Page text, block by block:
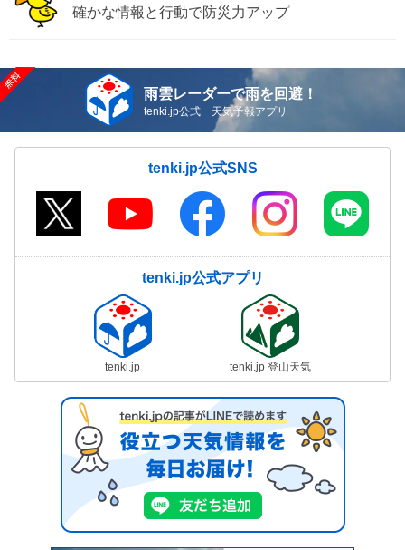
確かな情報と行動で防災力アップ
雨雲レーダーで雨を回避！
tenki.jp公式 天気予報アプリ
tenki.jp公式SNS
tenki.jp公式アプリ
tenki.jp tenki.jp 登山天気